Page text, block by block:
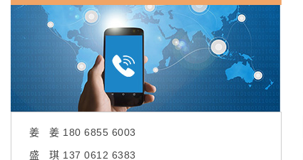
姜 姜 180 6855 6003
盛 琪 137 0612 6383